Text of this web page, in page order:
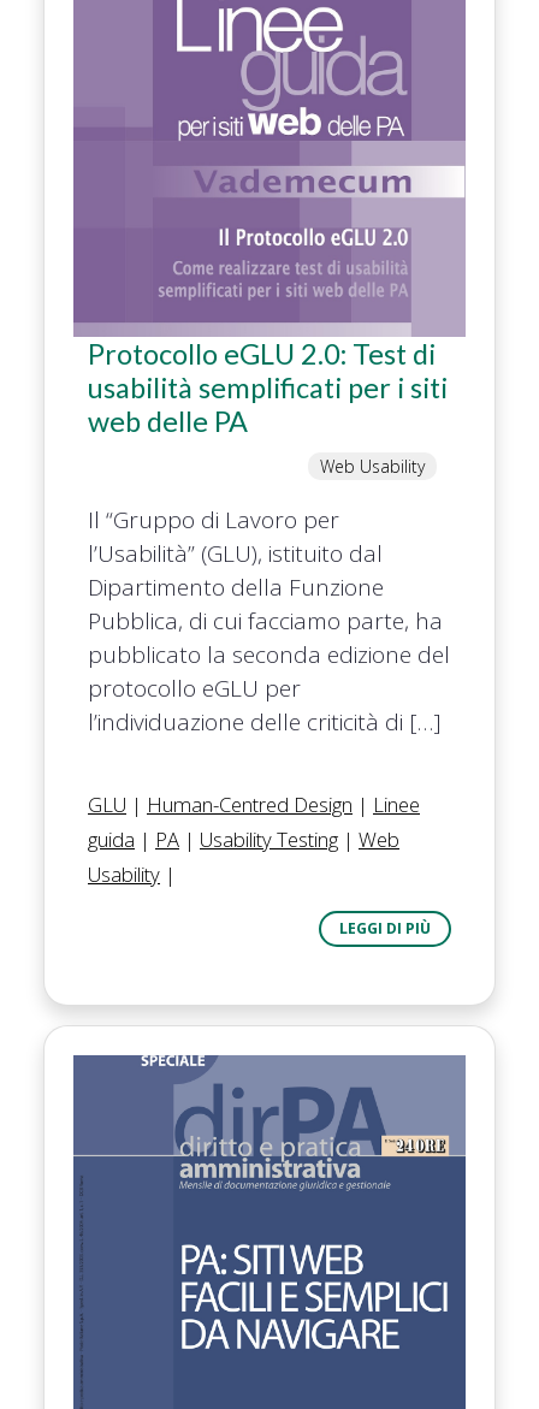
Protocollo eGLU 2.0: Test di
usabilità semplificati per i siti
web delle PA
Web Usability
Il “Gruppo di Lavoro per
l’Usabilità” (GLU), istituito dal
Dipartimento della Funzione
Pubblica, di cui facciamo parte, ha
pubblicato la seconda edizione del
protocollo eGLU per
l’individuazione delle criticità di […]
GLU | Human-Centred Design | Linee
guida | PA | Usability Testing | Web
Usability |
LEGGI DI PIÙ